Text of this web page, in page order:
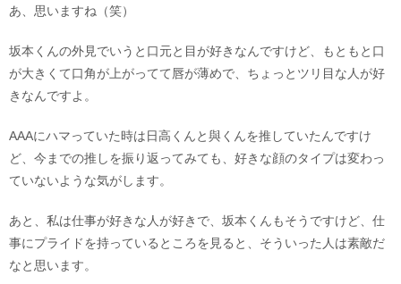
あ、思いますね（笑）
坂本くんの外見でいうと口元と目が好きなんですけど、もともと口
が大きくて口角が上がってて唇が薄めで、ちょっとツリ目な人が好
きなんですよ。
AAAにハマっていた時は日高くんと與くんを推していたんですけ
ど、今までの推しを振り返ってみても、好きな顔のタイプは変わっ
ていないような気がします。
あと、私は仕事が好きな人が好きで、坂本くんもそうですけど、仕
事にプライドを持っているところを見ると、そういった人は素敵だ
なと思います。